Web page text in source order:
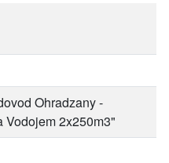
Ohradzany -
Vodojem 2x250m3"